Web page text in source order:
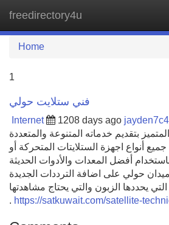
freedirectory4u
Home
1
فني ستلايت حولي
Internet 1208 days ago
بتقديم خدماته المتنوعة والمتعددة
أنواع اجهزة الستلايتات المتحركة أو
باستخدام أفضل المعدات والأدوات الحديثة
حولي على اضافة الترددات الجديدة
يحددها الزبون والتي يحتاج مشاهدتها
. https://satkuwait.com/satellite-